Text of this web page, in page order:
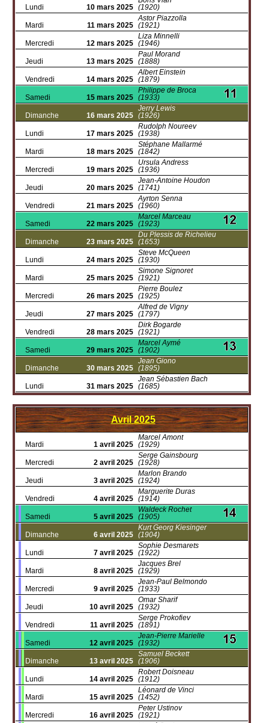
Lundi 10 mars 2025 (1920)
Mardi 11 mars 2025
Astor Piazzolla
(1921)
Mercredi 12 mars 2025
Liza Minnelli
(1946)
Jeudi 13 mars 2025
Paul Morand
(1888)
Vendredi 14 mars 2025
Albert Einstein
(1879)
Samedi 15 mars 2025
Philippe de Broca
(1933)
Dimanche 16 mars 2025
Jerry Lewis
(1926)
Lundi 17 mars 2025
Rudolph Noureev
(1938)
Mardi 18 mars 2025
Stéphane Mallarmé
(1842)
Mercredi 19 mars 2025
Ursula Andress
(1936)
Jeudi 20 mars 2025
Jean-Antoine Houdon
(1741)
Vendredi 21 mars 2025
Ayrton Senna
(1960)
Samedi 22 mars 2025
Marcel Marceau
(1923)
Dimanche 23 mars 2025
Du Plessis de Richelieu
(1653)
Lundi 24 mars 2025
Steve McQueen
(1930)
Mardi 25 mars 2025
Simone Signoret
(1921)
Mercredi 26 mars 2025
Pierre Boulez
(1925)
Jeudi 27 mars 2025
Alfred de Vigny
(1797)
Vendredi 28 mars 2025
Dirk Bogarde
(1921)
Samedi 29 mars 2025
Marcel Aymé
(1902)
Dimanche 30 mars 2025
Jean Giono
(1895)
Lundi 31 mars 2025
Jean Sébastien Bach
(1685)
Avril 2025
Mardi 1 avril 2025
Marcel Amont
(1929)
Mercredi 2 avril 2025
Serge Gainsbourg
(1928)
Jeudi 3 avril 2025
Marlon Brando
(1924)
Vendredi 4 avril 2025
Marguerite Duras
(1914)
Samedi 5 avril 2025
Waldeck Rochet
(1905)
Dimanche 6 avril 2025
Kurt Georg Kiesinger
(1904)
Lundi 7 avril 2025
Sophie Desmarets
(1922)
Mardi 8 avril 2025
Jacques Brel
(1929)
Mercredi 9 avril 2025
Jean-Paul Belmondo
(1933)
Jeudi 10 avril 2025
Omar Sharif
(1932)
Vendredi 11 avril 2025
Serge Prokofiev
(1891)
Samedi 12 avril 2025
Jean-Pierre Marielle
(1932)
Dimanche 13 avril 2025
Samuel Beckett
(1906)
Lundi 14 avril 2025
Robert Doisneau
(1912)
Mardi 15 avril 2025
Léonard de Vinci
(1452)
Mercredi 16 avril 2025
Peter Ustinov
(1921)